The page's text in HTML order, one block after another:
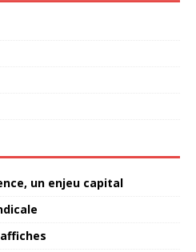
un enjeu capital